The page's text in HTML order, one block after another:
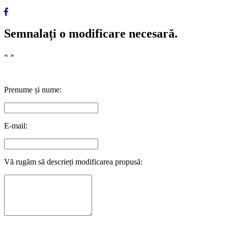
Semnalați o modificare necesară.
« »
Prenume și nume:
E-mail:
Vă rugăm să descrieți modificarea propusă: